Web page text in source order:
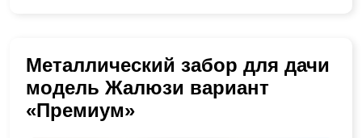
Металлический забор для дачи
модель Жалюзи вариант
«Премиум»